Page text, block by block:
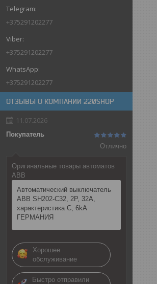
+375291202277
+375291202277
+375291202277
ОТЗЫВЫ О КОМПАНИИ 220SHOP
11.07.2026
Покупатель
Отлично
Оригинальные товары автоматов
ABB
Автоматический выключатель
ABB SH202-C32, 2P, 32А,
характеристика C, 6kA
ГЕРМАНИЯ
Хорошее
обслуживание
Быстро отправили